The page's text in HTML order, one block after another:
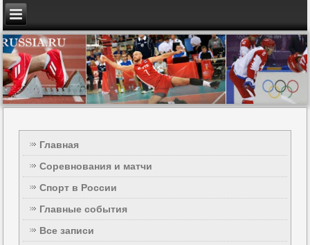
Главная
Соревнования и матчи
Спорт в России
Главные события
Все записи